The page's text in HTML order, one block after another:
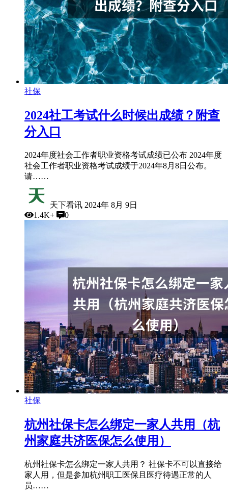
社保
2024社工考试什么时候出成绩？附查
分入口
2024年度社会工作者职业资格考试成绩已公布 2024年度
社会工作者职业资格考试成绩于2024年8月8日公布。
请……
天下看讯 2024年 8月 9日
1.4K+
0
社保
杭州社保卡怎么绑定一家人共用（杭
州家庭共济医保怎么使用）
杭州社保卡怎么绑定一家人共用？ 社保卡不可以直接给
家人用，但是参加杭州职工医保且医疗待遇正常的人
员……